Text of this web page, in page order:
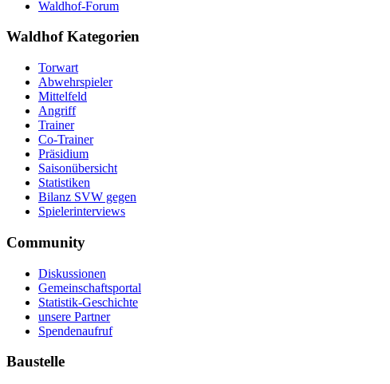
Waldhof-Forum
Waldhof Kategorien
Torwart
Abwehrspieler
Mittelfeld
Angriff
Trainer
Co-Trainer
Präsidium
Saisonübersicht
Statistiken
Bilanz SVW gegen
Spielerinterviews
Community
Diskussionen
Gemeinschaftsportal
Statistik-Geschichte
unsere Partner
Spendenaufruf
Baustelle